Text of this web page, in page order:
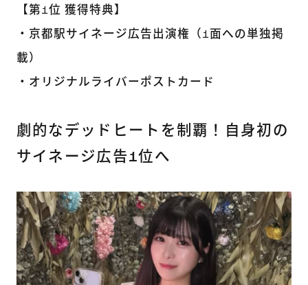
【第1位 獲得特典】
・京都駅サイネージ広告出演権（1面への単独掲
載）
・オリジナルライバーポストカード
劇的なデッドヒートを制覇！自身初の
サイネージ広告1位へ